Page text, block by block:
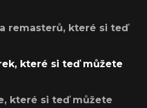
remasterů, které si teď
které si teď můžete
které si teď můžete